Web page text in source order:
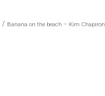
/ Banana on the beach – Kim Chapiron